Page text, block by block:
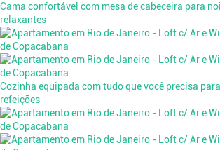
Cama confortável com mesa de cabeceira para
relaxantes
Cozinha equipada com tudo que você precisa
refeições